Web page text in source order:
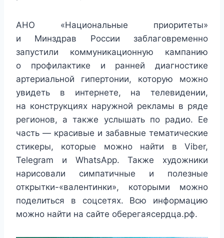
АНО «Национальные приоритеты»
и Минздрав России заблаговременно
запустили коммуникационную кампанию
о профилактике и ранней диагностике
артериальной гипертонии, которую можно
увидеть в интернете, на телевидении,
на конструкциях наружной рекламы в ряде
регионов, а также услышать по радио. Ее
часть — красивые и забавные тематические
стикеры, которые можно найти в Viber,
Telegram и WhatsApp. Также художники
нарисовали симпатичные и полезные
открытки-«валентинки», которыми можно
поделиться в соцсетях. Всю информацию
можно найти на сайте оберегаясердца.рф.